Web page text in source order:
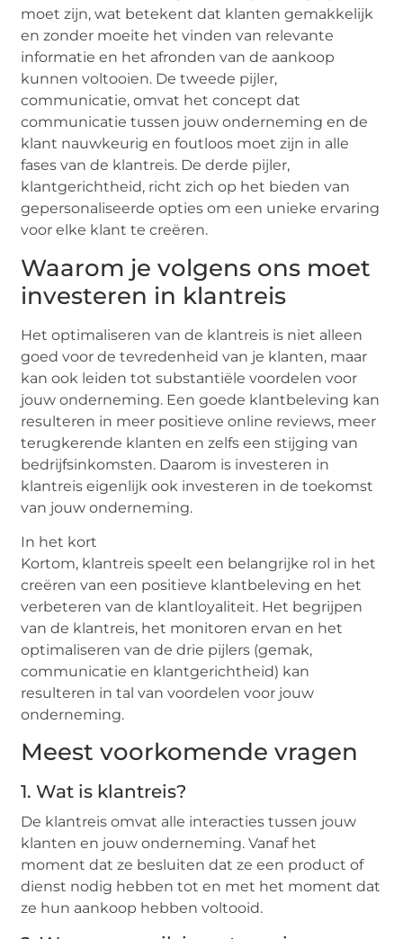
moet zijn, wat betekent dat klanten gemakkelijk
en zonder moeite het vinden van relevante
informatie en het afronden van de aankoop
kunnen voltooien. De tweede pijler,
communicatie, omvat het concept dat
communicatie tussen jouw onderneming en de
klant nauwkeurig en foutloos moet zijn in alle
fases van de klantreis. De derde pijler,
klantgerichtheid, richt zich op het bieden van
gepersonaliseerde opties om een unieke ervaring
voor elke klant te creëren.
Waarom je volgens ons moet
investeren in klantreis
Het optimaliseren van de klantreis is niet alleen
goed voor de tevredenheid van je klanten, maar
kan ook leiden tot substantiële voordelen voor
jouw onderneming. Een goede klantbeleving kan
resulteren in meer positieve online reviews, meer
terugkerende klanten en zelfs een stijging van
bedrijfsinkomsten. Daarom is investeren in
klantreis eigenlijk ook investeren in de toekomst
van jouw onderneming.
In het kort
Kortom, klantreis speelt een belangrijke rol in het
creëren van een positieve klantbeleving en het
verbeteren van de klantloyaliteit. Het begrijpen
van de klantreis, het monitoren ervan en het
optimaliseren van de drie pijlers (gemak,
communicatie en klantgerichtheid) kan
resulteren in tal van voordelen voor jouw
onderneming.
Meest voorkomende vragen
1. Wat is klantreis?
De klantreis omvat alle interacties tussen jouw
klanten en jouw onderneming. Vanaf het
moment dat ze besluiten dat ze een product of
dienst nodig hebben tot en met het moment dat
ze hun aankoop hebben voltooid.